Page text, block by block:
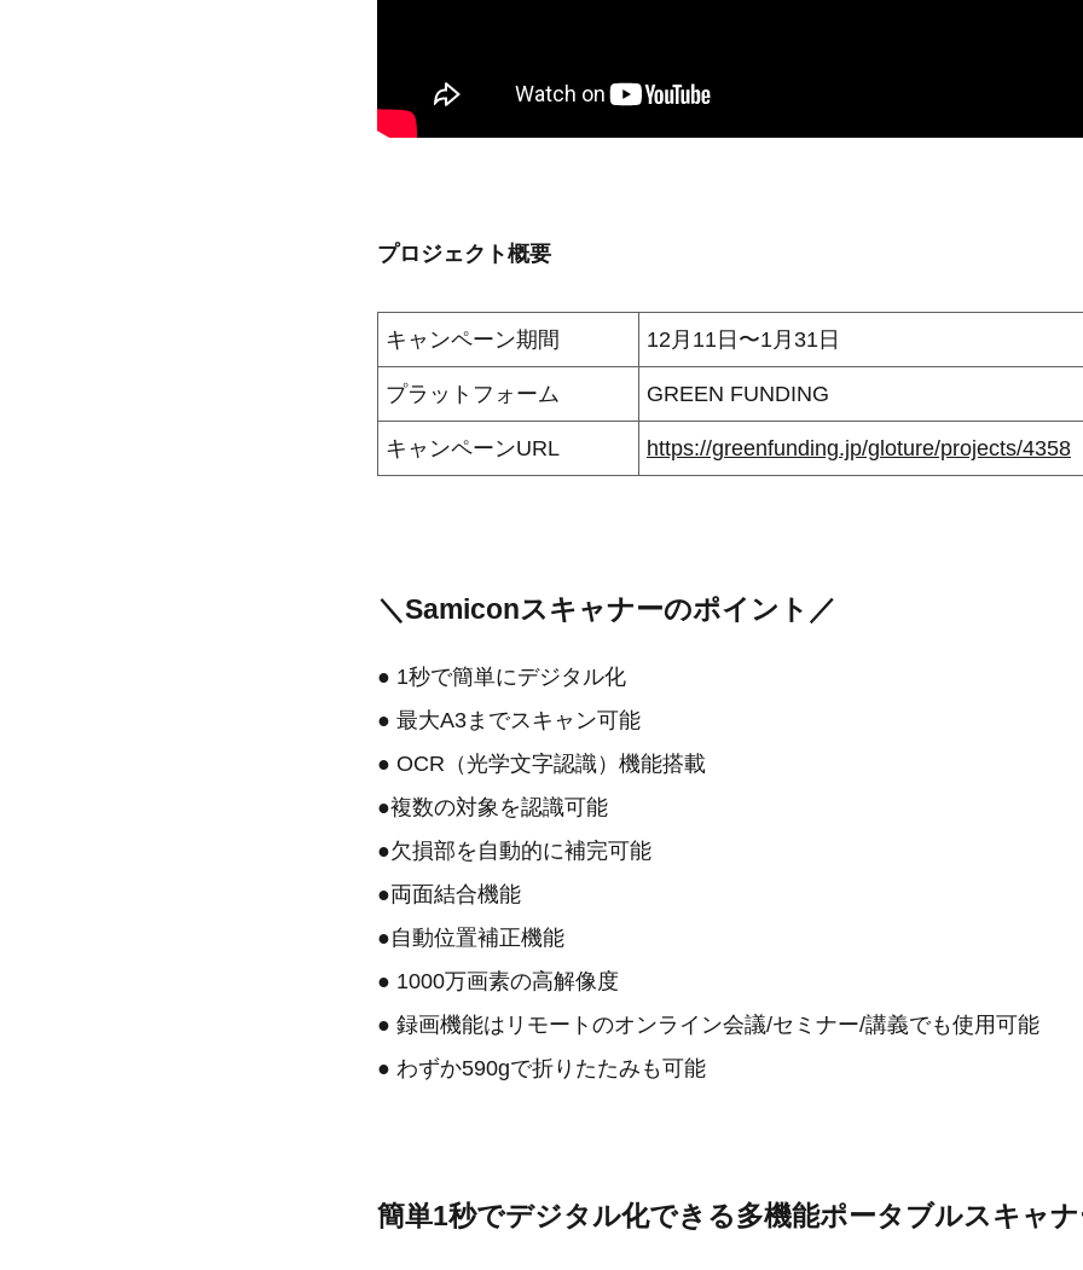
プロジェクト概要
キャンペーン期間 12月11日〜1月31日
プラットフォーム GREEN FUNDING
キャンペーンURL https://greenfunding.jp/gloture/projects/4358
＼Samiconスキャナーのポイント／
● 1秒で簡単にデジタル化
● 最大A3までスキャン可能
● OCR（光学文字認識）機能搭載
●複数の対象を認識可能
●欠損部を自動的に補完可能
●両面結合機能
●自動位置補正機能
● 1000万画素の高解像度
● 録画機能はリモートのオンライン会議/セミナー/講義でも使用可能
● わずか590gで折りたたみも可能
簡単1秒でデジタル化できる多機能ポータブルスキャ